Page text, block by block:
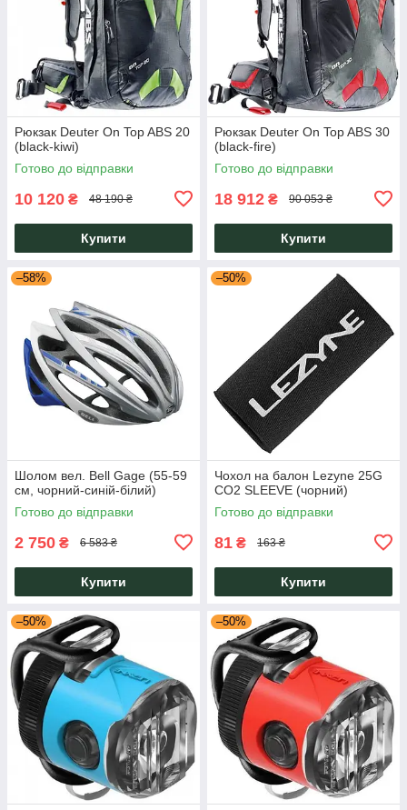
Рюкзак Deuter On Top ABS 20
(black-kiwi)
Готово до відправки
10 120 ₴ 48 190 ₴
Купити
Рюкзак Deuter On Top ABS 30
(black-fire)
Готово до відправки
18 912 ₴ 90 053 ₴
Купити
–58%
Шолом вел. Bell Gage (55-59
см, чорний-синій-білий)
Готово до відправки
2 750 ₴ 6 583 ₴
Купити
–50%
Чохол на балон Lezyne 25G
CO2 SLEEVE (чорний)
Готово до відправки
81 ₴ 163 ₴
Купити
–50% –50%